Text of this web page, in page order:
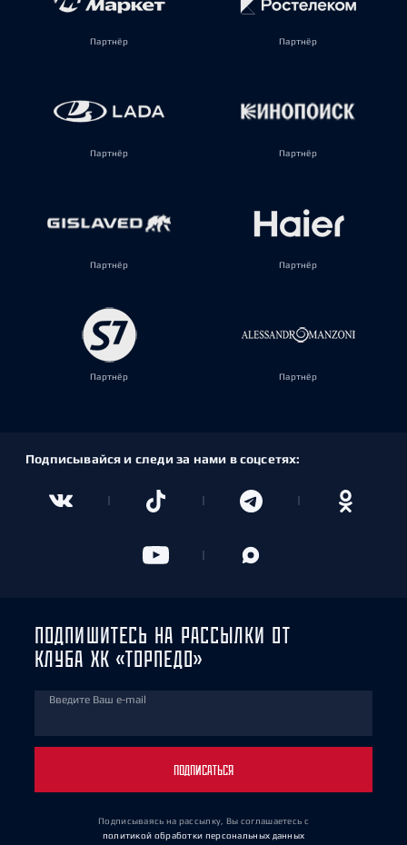
Партнёр Партнёр
Партнёр Партнёр
Партнёр Партнёр
Партнёр Партнёр
Подписывайся и следи за нами в соцсетях:
ПОДПИШИТЕСЬ НА РАССЫЛКИ ОТ
КЛУБА ХК «ТОРПЕДО»
Введите Ваш e-mail
ПОДПИСАТЬСЯ
Подписываясь на рассылку, Вы соглашаетесь с
политикой обработки персональных данных